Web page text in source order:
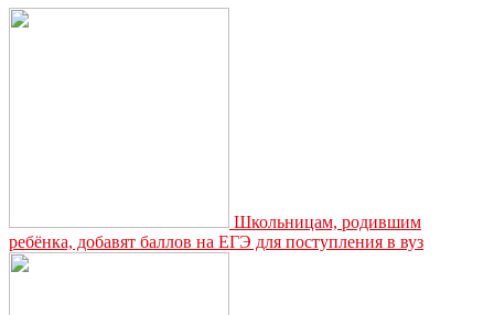
Школьницам, родившим
ребёнка, добавят баллов на ЕГЭ для поступления в вуз